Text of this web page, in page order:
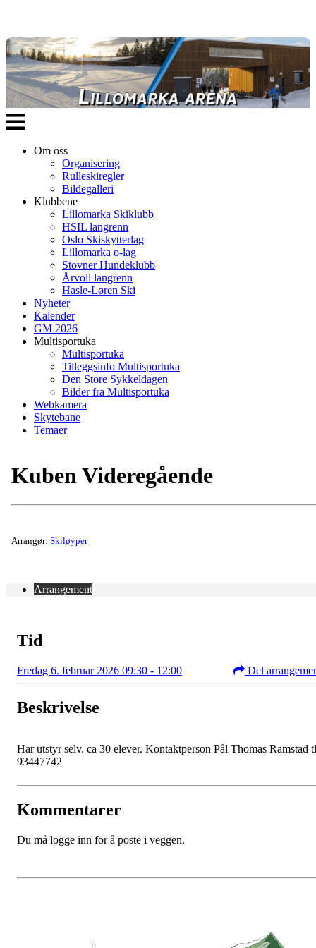
Veksle
navigasjon
Om oss
Organisering
Rulleskiregler
Bildegalleri
Klubbene
Lillomarka Skiklubb
HSIL langrenn
Oslo Skiskytterlag
Lillomarka o-lag
Stovner Hundeklubb
Årvoll langrenn
Hasle-Løren Ski
Nyheter
Kalender
GM 2026
Multisportuka
Multisportuka
Tilleggsinfo Multisportuka
Den Store Sykkeldagen
Bilder fra Multisportuka
Webkamera
Skytebane
Temaer
Kuben Videregående
Arrangør: Skiløyper
Arrangement
Tid
Fredag 6. februar 2026 09:30 - 12:00 Del
Beskrivelse
Har utstyr selv. ca 30 elever. Kontaktperson Pål Thomas Ramstad
93447742
Kommentarer
Du må logge inn for å poste i veggen.